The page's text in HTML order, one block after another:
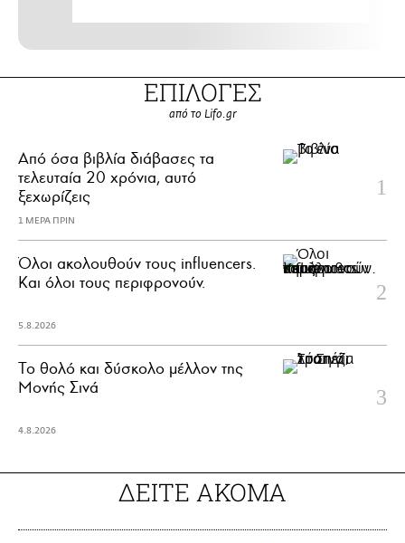
ΕΠΙΛΟΓΕΣ
από το Lifo.gr
Από όσα βιβλία διάβασες τα
τελευταία 20 χρόνια, αυτό
ξεχωρίζεις
1 ΜΕΡΑ ΠΡΙΝ
Όλοι ακολουθούν τους influencers.
Και όλοι τους περιφρονούν.
5.8.2026
Το θολό και δύσκολο μέλλον της
Μονής Σινά
4.8.2026
ΔΕΙΤΕ ΑΚΟΜΑ